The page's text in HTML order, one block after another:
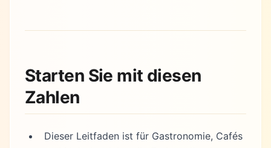
Starten Sie mit diesen
Zahlen
Dieser Leitfaden ist für Gastronomie, Cafés